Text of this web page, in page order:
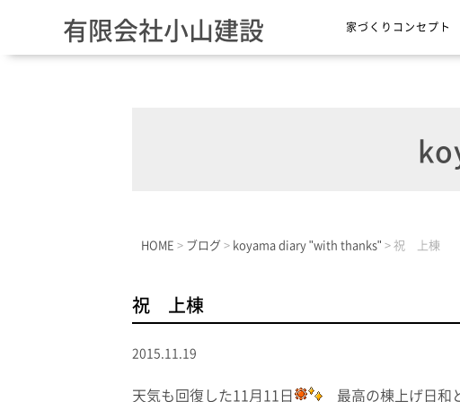
有限会社小山建設 家づくりコンセプト
HOME > ブログ > koyama diary "with thanks" > 祝 上棟
祝 上棟
2015.11.19
天気も回復した11月11日 最高の棟上げ日和